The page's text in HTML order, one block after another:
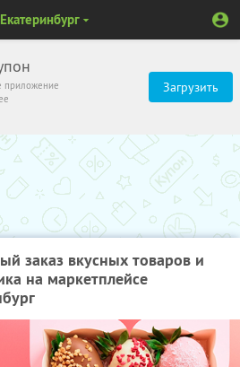
приложение
Загрузить
Екатеринбург
заказ вкусных товаров и
на маркетплейсе